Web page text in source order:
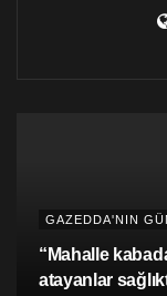
çalışmalarının
GAZEDDA'NIN
“Mahalle
atayanlar